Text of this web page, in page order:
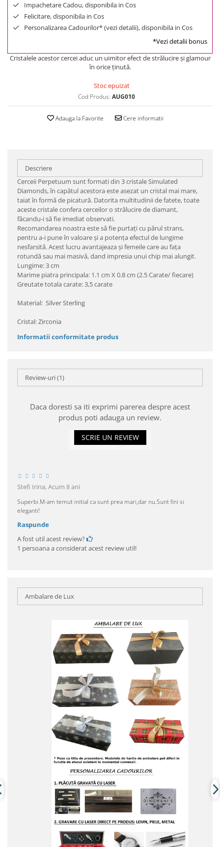
Impachetare Cadou, disponibila in Cos
Felicitare, disponibila in Cos
Personalizarea Cadourilor* (vezi detalii), disponibila in Cos
*Vezi detalii bonus
Cristalele acestor cercei aduc un uimitor efect de strălucire şi glamour
în orice ţinută.
Stoc epuizat
Cod Produs: AUG010
Adauga la Favorite Cere informatii
Descriere
Cerceii Perpetuum sunt formati din 3 cristale Simulated
Diamonds, în capătul acestora este asezat un cristal mai mare,
taiat în formă de picatură. Datorita multitudinii de fatete, toate
aceste cristale confera cerceilor o strălucire de diamant,
făcandu-i să fie imediat observati.
Recomandarea noastra este să fie purtaţi cu părul strans,
pentru a-i pune în valoare şi a potenţa efectul de lungime
nesfarsită. Acest lucru avantajeaza şi femeile care au faţa
rotundă sau mai masivă, dand impresia unui chip mai alungit.
Lungime: 3 cm
Marime piatra principala: 1.1 cm X 0.8 cm (2.5 Carate/ fiecare)
Greutate totala carate: 3,5 carate
Material: Silver Sterling
Cristal: Zirconia
Informatii conformitate produs
Review-uri(1)
Daca doresti sa iti exprimi parerea despre acest
produs poti adauga un review.
SCRIE UN REVIEW
Stefi Irina,Acum 8 ani
Superbi.M-am temut initial ca sunt prea mari,dar nu.Sunt fini si
eleganti!
Raspunde
A fost util acest review?
1 persoana a considerat acest review util!
Ambalare de Lux